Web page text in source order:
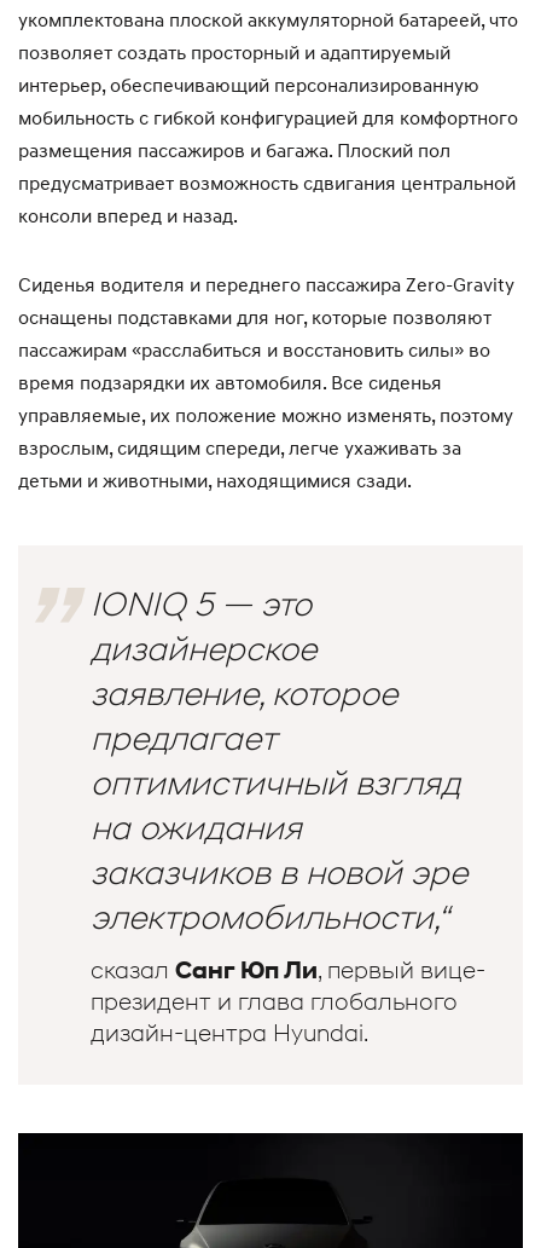
укомплектована плоской аккумуляторной батареей, что
позволяет создать просторный и адаптируемый
интерьер, обеспечивающий персонализированную
мобильность с гибкой конфигурацией для комфортного
размещения пассажиров и багажа. Плоский пол
предусматривает возможность сдвигания центральной
консоли вперед и назад.
Сиденья водителя и переднего пассажира Zero-Gravity
оснащены подставками для ног, которые позволяют
пассажирам «расслабиться и восстановить силы» во
время подзарядки их автомобиля. Все сиденья
управляемые, их положение можно изменять, поэтому
взрослым, сидящим спереди, легче ухаживать за
детьми и животными, находящимися сзади.
IONIQ 5 — это
дизайнерское
заявление, которое
предлагает
оптимистичный взгляд
на ожидания
заказчиков в новой эре
электромобильности,“
сказал Санг Юп Ли, первый вице-
президент и глава глобального
дизайн-центра Hyundai.